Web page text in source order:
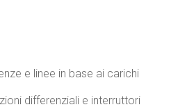
e linee in base ai carichi
differenziali e interruttori